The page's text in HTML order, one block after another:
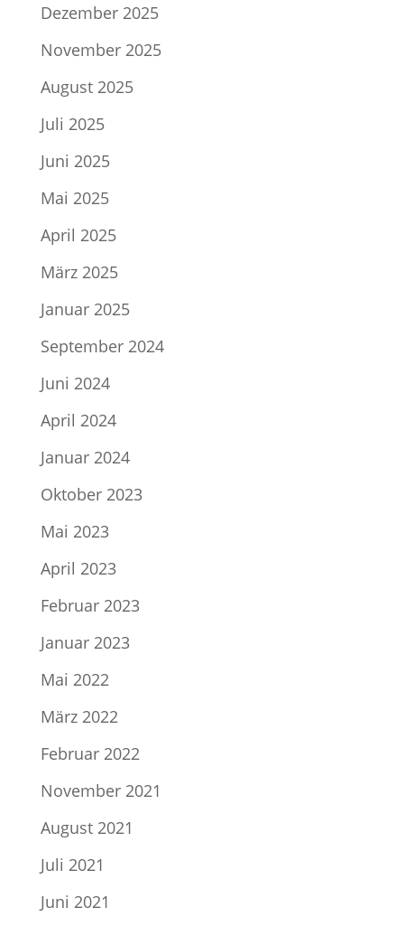
Dezember 2025
November 2025
August 2025
Juli 2025
Juni 2025
Mai 2025
April 2025
März 2025
Januar 2025
September 2024
Juni 2024
April 2024
Januar 2024
Oktober 2023
Mai 2023
April 2023
Februar 2023
Januar 2023
Mai 2022
März 2022
Februar 2022
November 2021
August 2021
Juli 2021
Juni 2021